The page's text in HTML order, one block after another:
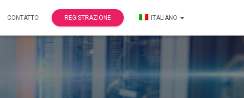
CONTATTO REGISTRAZIONE ITALIANO